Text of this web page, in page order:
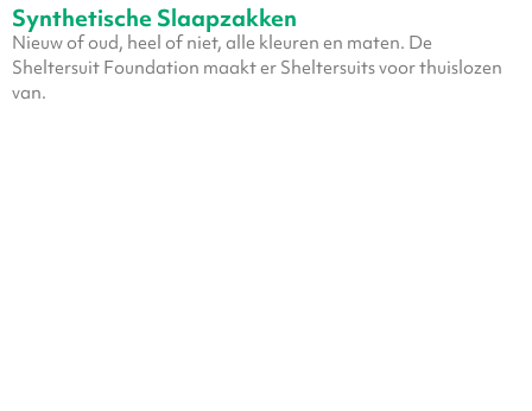
Synthetische Slaapzakken
Nieuw of oud, heel of niet, alle kleuren en maten. De
Sheltersuit Foundation maakt er Sheltersuits voor thuislozen
van.